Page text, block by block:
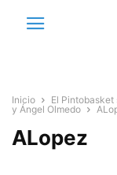
Inicio
El Pintobasket
y Ángel Olmedo
ALopez